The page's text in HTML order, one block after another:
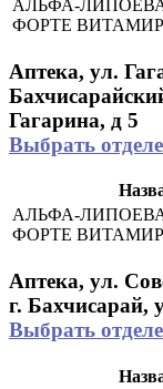
АЛЬФА-
ФОРТЕ ВИТАМИР
Аптека, ул.
Гагарина, д 5
Выбрать
АЛЬФА-
ФОРТЕ ВИТАМИР
Аптека, ул.
г. Бахчисарай,
Выбрать